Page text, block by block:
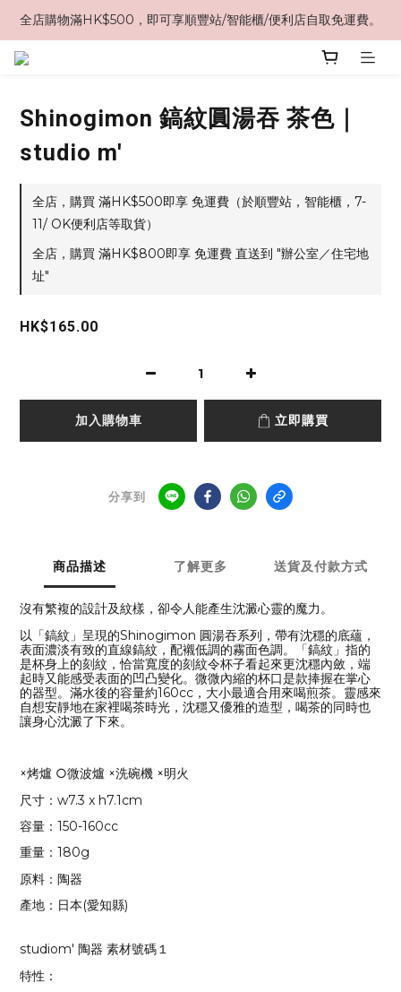
全店購物滿HK$500，即可享順豐站/智能櫃/便利店自取免運費。
Shinogimon 鎬紋圓湯吞 茶色｜
studio m'
全店，購買 滿HK$500即享 免運費（於順豐站，智能櫃，7-
11/ OK便利店等取貨）
全店，購買 滿HK$800即享 免運費 直送到 "辦公室／住宅地
址"
HK$165.00
加入購物車 立即購買
分享到
商品描述 了解更多 送貨及付款方式
沒有繁複的設計及紋樣，卻令人能產生沈澱心靈的魔力。
以「鎬紋」呈現的Shinogimon 圓湯吞系列，帶有沈穩的底蘊，
表面濃淡有致的直線鎬紋，配襯低調的霧面色調。「鎬紋」指的
是杯身上的刻紋，恰當寬度的刻紋令杯子看起來更沈穩內斂，端
起時又能感受表面的凹凸變化。微微內縮的杯口是款捧握在掌心
的器型。滿水後的容量約160cc，大小最適合用來喝煎茶。靈感來
自想安靜地在家裡喝茶時光，沈穩又優雅的造型，喝茶的同時也
讓身心沈澱了下來。
×烤爐 ○微波爐 ×洗碗機 ×明火
尺寸：w7.3 x h7.1cm
容量：150-160cc
重量：180g
原料：陶器
產地：日本(愛知縣)
studiom' 陶器 素材號碼１
特性：